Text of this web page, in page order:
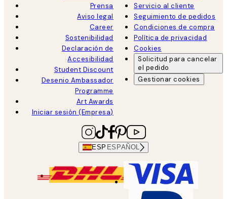
Prensa
Aviso legal
Career
Sostenibilidad
Declaración de
Accesibilidad
Student Discount
Desenio Ambassador
Programme
Art Awards
Iniciar sesión (Empresa)
Servicio al cliente
Seguimiento de pedidos
Condiciones de compra
Política de privacidad
Cookies
Solicitud para cancelar
el pedido
Gestionar cookies
ESP ESPAÑOL